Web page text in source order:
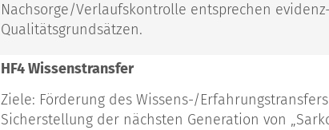
Nachsorge/Verlaufskontrolle entsprechen
Qualitätsgrundsätzen.
HF4 Wissenstransfer
Ziele: Förderung des Wissens-/
Sicherstellung der nächsten Generation von